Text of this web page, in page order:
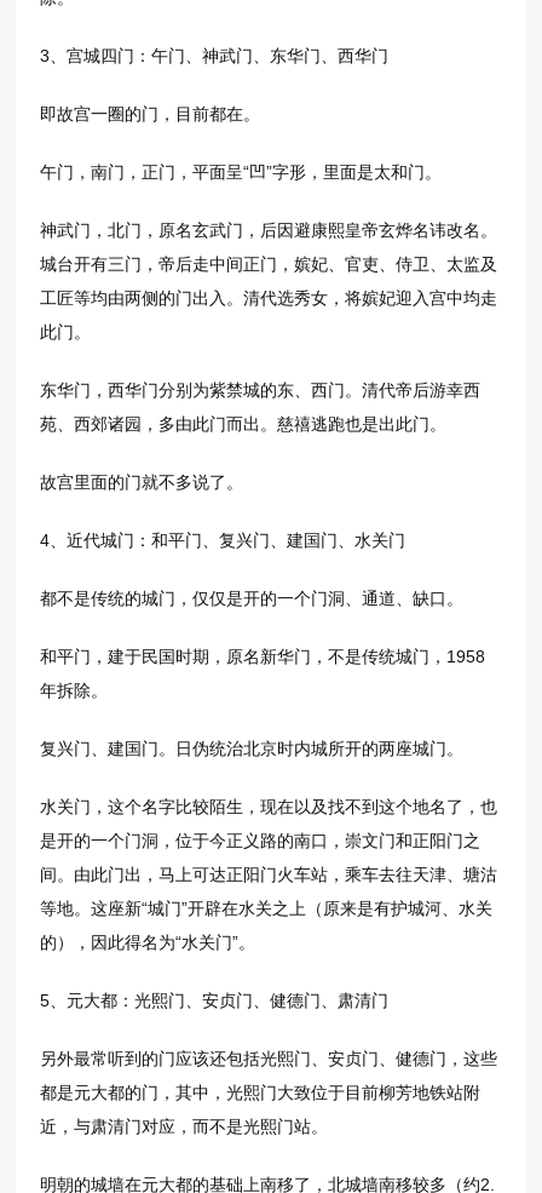
3、宫城四门：午门、神武门、东华门、西华门
即故宫一圈的门，目前都在。
午门，南门，正门，平面呈“凹”字形，里面是太和门。
神武门，北门，原名玄武门，后因避康熙皇帝玄烨名讳改名。
城台开有三门，帝后走中间正门，嫔妃、官吏、侍卫、太监及
工匠等均由两侧的门出入。清代选秀女，将嫔妃迎入宫中均走
此门。
东华门，西华门分别为紫禁城的东、西门。清代帝后游幸西
苑、西郊诸园，多由此门而出。慈禧逃跑也是出此门。
故宫里面的门就不多说了。
4、近代城门：和平门、复兴门、建国门、水关门
都不是传统的城门，仅仅是开的一个门洞、通道、缺口。
和平门，建于民国时期，原名新华门，不是传统城门，1958
年拆除。
复兴门、建国门。日伪统治北京时内城所开的两座城门。
水关门，这个名字比较陌生，现在以及找不到这个地名了，也
是开的一个门洞，位于今正义路的南口，崇文门和正阳门之
间。由此门出，马上可达正阳门火车站，乘车去往天津、塘沽
等地。这座新“城门”开辟在水关之上（原来是有护城河、水关
的），因此得名为“水关门”。
5、元大都：光熙门、安贞门、健德门、肃清门
另外最常听到的门应该还包括光熙门、安贞门、健德门，这些
都是元大都的门，其中，光熙门大致位于目前柳芳地铁站附
近，与肃清门对应，而不是光熙门站。
明朝的城墙在元大都的基础上南移了，北城墙南移较多（约2.